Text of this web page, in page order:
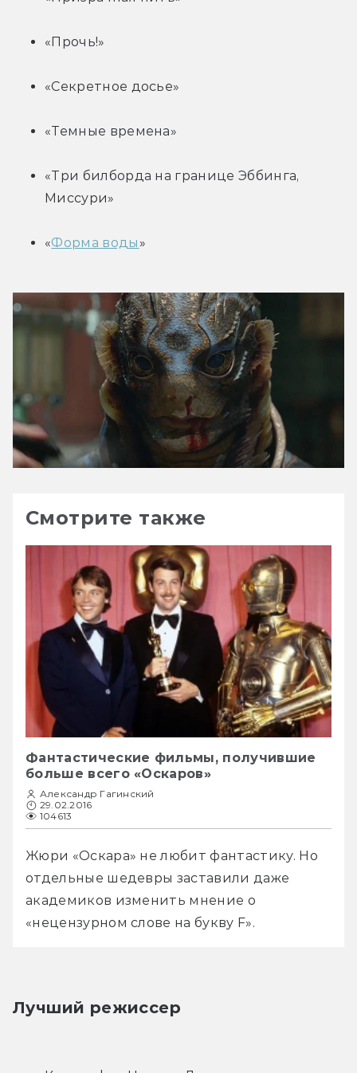
«Прочь!»
«Секретное досье»
«Темные времена»
«Три билборда на границе Эббинга,
Миссури»
«Форма воды »
Смотрите также
Фантастические фильмы, получившие
больше всего «Оскаров»
Александр Гагинский
29.02.2016
104613
Жюри «Оскара» не любит фантастику. Но
отдельные шедевры заставили даже
академиков изменить мнение о
«нецензурном слове на букву F».
Лучший режиссер